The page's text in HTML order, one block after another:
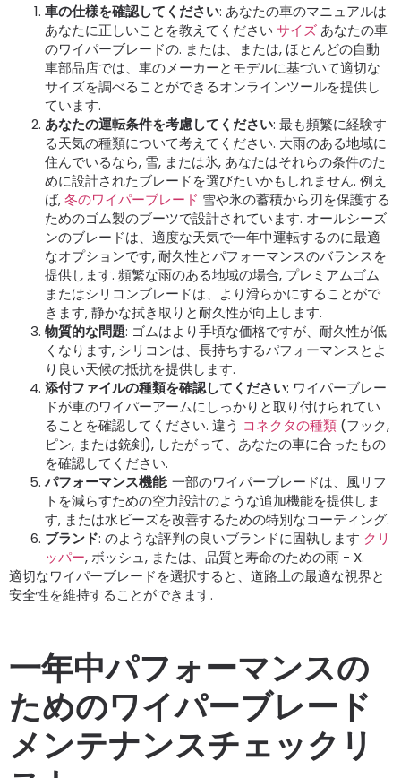
車の仕様を確認してください: あなたの車のマニュアルは
あなたに正しいことを教えてください サイズ あなたの車
のワイパーブレードの. または、または, ほとんどの自動
車部品店では、車のメーカーとモデルに基づいて適切な
サイズを調べることができるオンラインツールを提供し
ています.
あなたの運転条件を考慮してください: 最も頻繁に経験す
る天気の種類について考えてください. 大雨のある地域に
住んでいるなら, 雪, または氷, あなたはそれらの条件のた
めに設計されたブレードを選びたいかもしれません. 例え
ば,冬のワイパーブレード 雪や氷の蓄積から刃を保護する
ためのゴム製のブーツで設計されています. オールシーズ
ンのブレードは、適度な天気で一年中運転するのに最適
なオプションです, 耐久性とパフォーマンスのバランスを
提供します. 頻繁な雨のある地域の場合, プレミアムゴム
またはシリコンブレードは、より滑らかにすることがで
きます, 静かな拭き取りと耐久性が向上します.
物質的な問題: ゴムはより手頃な価格ですが、耐久性が低
くなります, シリコンは、長持ちするパフォーマンスとよ
り良い天候の抵抗を提供します.
添付ファイルの種類を確認してください: ワイパーブレー
ドが車のワイパーアームにしっかりと取り付けられてい
ることを確認してください. 違う コネクタの種類 (フック,
ピン, または銃剣), したがって、あなたの車に合ったもの
を確認してください.
パフォーマンス機能: 一部のワイパーブレードは、風リフ
トを減らすための空力設計のような追加機能を提供しま
す, または水ビーズを改善するための特別なコーティング.
ブランド: のような評判の良いブランドに固執します クリ
ッパー, ボッシュ, または、品質と寿命のための雨 - X.
適切なワイパーブレードを選択すると、道路上の最適な視界と
安全性を維持することができます.
一年中パフォーマンスの
ためのワイパーブレード
メンテナンスチェックリ